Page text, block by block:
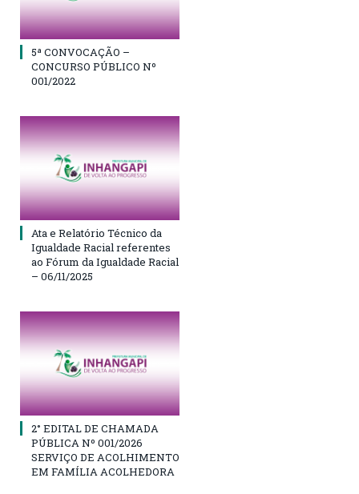
5ª CONVOCAÇÃO –
CONCURSO PÚBLICO Nº
001/2022
Ata e Relatório Técnico da
Igualdade Racial referentes
ao Fórum da Igualdade Racial
– 06/11/2025
2° EDITAL DE CHAMADA
PÚBLICA Nº 001/2026
SERVIÇO DE ACOLHIMENTO
EM FAMÍLIA ACOLHEDORA